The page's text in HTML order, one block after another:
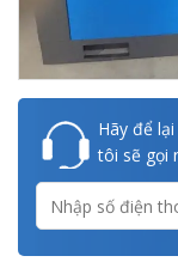
Hãy để lại
tôi sẽ gọi